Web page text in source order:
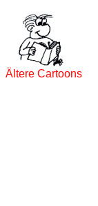
Ältere Cartoons